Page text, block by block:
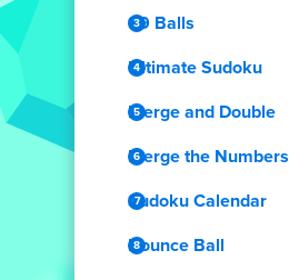
99 Balls
Ultimate Sudoku
Merge and Double
Merge the Numbers
Sudoku Calendar
Bounce Ball